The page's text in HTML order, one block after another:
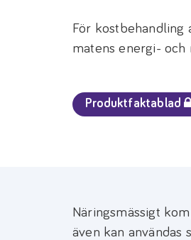
För kostbehandling
matens energi- och
Produktfaktablad
Näringsmässigt
även kan användas